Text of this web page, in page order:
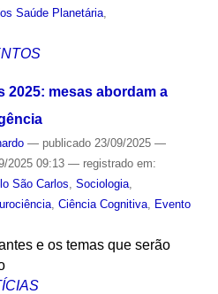
Saúde Planetária,
2025: mesas abordam a
— publicado23/09/2025 —
2025 09:13 — registrado em:
São Carlos Sociologia,
, Ciência Cognitiva, Evento
e os temas que serão